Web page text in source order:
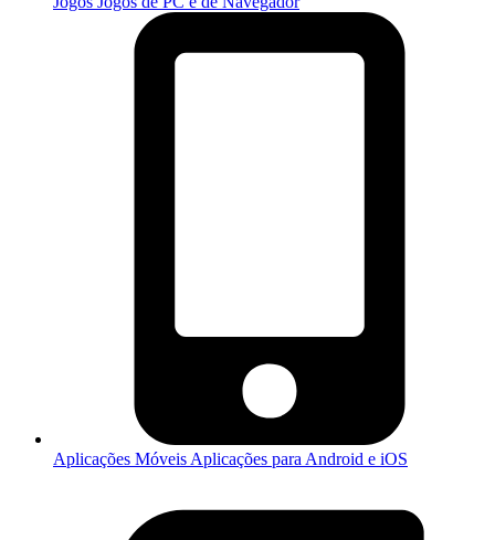
Aplicações Móveis Aplicações para Android e iOS